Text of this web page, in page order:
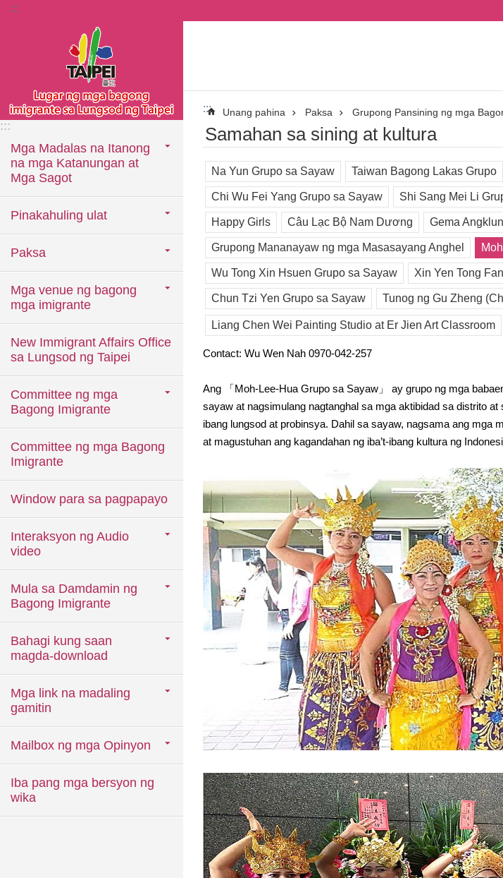
Lumaktaw sa pangunahing bloke ng nilalaman
:::
:::
Mga Madalas na Itanong
na mga Katanungan at
Mga Sagot
Pinakahuling ulat
Paksa
Mga venue ng bagong
mga imigrante
New Immigrant Affairs Office
sa Lungsod ng Taipei
Committee ng mga
Bagong Imigrante
Committee ng mga Bagong
Imigrante
Window para sa pagpapayo
Interaksyon ng Audio
video
Mula sa Damdamin ng
Bagong Imigrante
Bahagi kung saan
magda-download
Mga link na madaling
gamitin
Mailbox ng mga Opinyon
Iba pang mga bersyon ng
wika
::: Unang pahina Paksa Grupong Pansining ng mga
Samahan sa sining at kultura
Na Yun Grupo sa Sayaw Taiwan Bagong Lakas Grupo
Chi Wu Fei Yang Grupo sa Sayaw Shi Sang Mei Li
Happy Girls Câu Lạc Bộ Nam Dương Gema
Grupong Mananayaw ng mga Masasayang Anghel
Wu Tong Xin Hsuen Grupo sa Sayaw Xin Yen Tong
Chun Tzi Yen Grupo sa Sayaw Tunog ng Gu Zheng
Liang Chen Wei Painting Studio at Er Jien Art Classroom
Contact: Wu Wen Nah 0970-042-257
Ang 「Moh-Lee-Hua Grupo sa Sayaw」 ay grupo ng mga
sayaw at nagsimulang nagtanghal sa mga aktibidad sa distrito
ibang lungsod at probinsya. Dahil sa sayaw, nagsama ang mga
at magustuhan ang kagandahan ng iba’t-ibang kultura ng